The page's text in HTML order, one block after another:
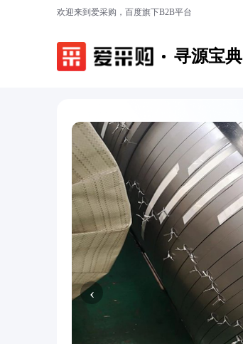
欢迎来到爱采购，百度旗下B2B平台
寻源宝典
‹